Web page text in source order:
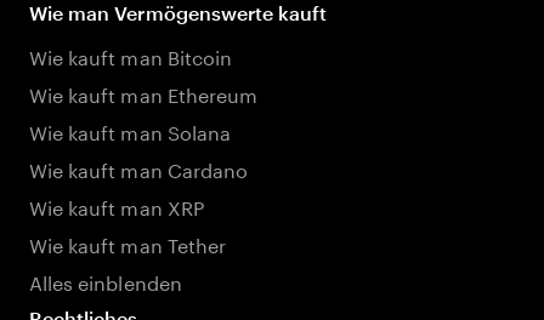
Wie man Vermögenswerte kauft
Wie kauft man Bitcoin
Wie kauft man Ethereum
Wie kauft man Solana
Wie kauft man Cardano
Wie kauft man XRP
Wie kauft man Tether
Alles einblenden